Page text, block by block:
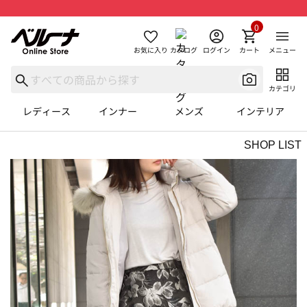
お気に入り カタログ ログイン カート
0
メニュー
カテゴリ
レディース インナー メンズ インテリア
SHOP LIST